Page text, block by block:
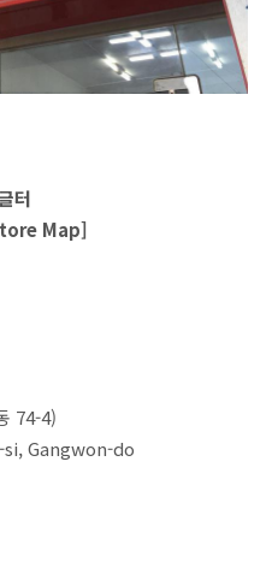
터
Map]
74-4)
Gangwon-do